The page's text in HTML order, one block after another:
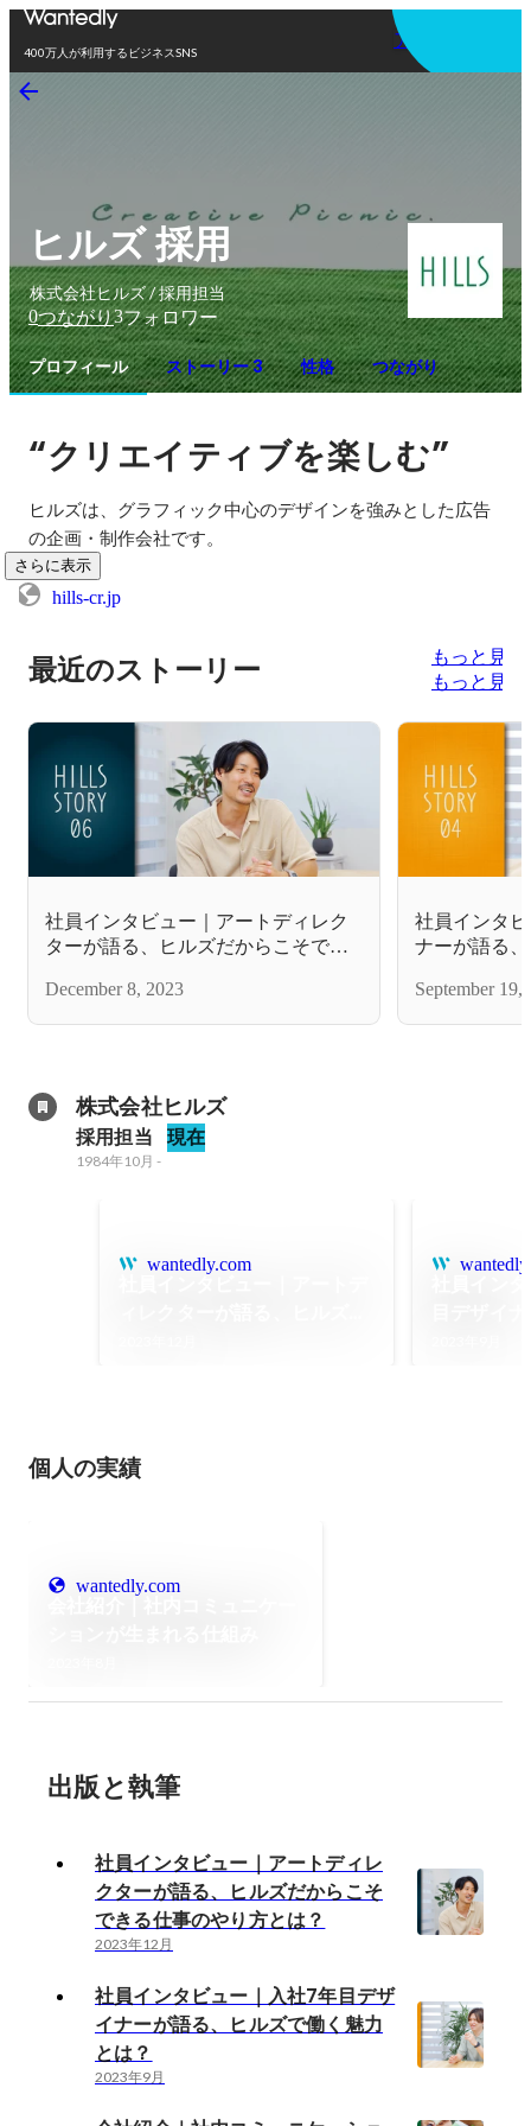
400万人が利用するビジネスSNS
アプリを使う
ヒルズ 採用
株式会社ヒルズ / 採用担当
0つながり3フォロワー
プロフィール ストーリー 3 性格 つながり
“クリエイティブを楽しむ”
ヒルズは、グラフィック中心のデザインを強みとした広告
の企画・制作会社です。
さらに表示
hills-cr.jp
最近のストーリー
もっと見る
もっと見る
社員インタビュー｜アートディレク
ターが語る、ヒルズだからこそでき
December 8, 2023
社員インタ
ナーが語る
September 19,
株式会社ヒルズ
採用担当 現在
1984年10月 -
wantedly.com
個人の実績
wantedly.com
出版と執筆
社員インタビュー｜アートディレ
クターが語る、ヒルズだからこそ
できる仕事のやり方とは？
2023年12月
社員インタビュー｜入社7年目デザ
イナーが語る、ヒルズで働く魅力
とは？
2023年9月